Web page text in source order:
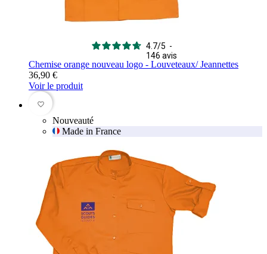
4.7/5 -
146 avis
Chemise orange nouveau logo - Louveteaux/ Jeannettes
36,90 €
Voir le produit
favorite_border
Nouveauté
Made in France